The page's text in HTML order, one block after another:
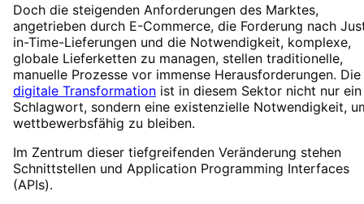
Doch die steigenden Anforderungen des Marktes,
angetrieben durch E-Commerce, die Forderung nach
in-Time-Lieferungen und die Notwendigkeit, komplexe,
globale Lieferketten zu managen, stellen traditionelle,
manuelle Prozesse vor immense Herausforderungen. Die
digitale Transformation ist in diesem Sektor nicht nur ein
Schlagwort, sondern eine existenzielle Notwendigkeit,
wettbewerbsfähig zu bleiben.
Im Zentrum dieser tiefgreifenden Veränderung stehen
Schnittstellen und Application Programming Interfaces
(APIs).